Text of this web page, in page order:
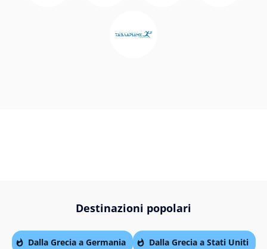
Destinazioni popolari
Dalla Grecia a Germania Dalla Grecia a Stati Uniti